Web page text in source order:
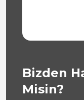
Bizden
Misin?